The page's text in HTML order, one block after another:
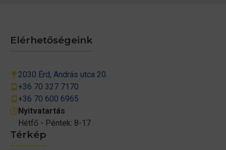
Térkép
Elérhetőségeink
2030 Érd, András utca 20.
+36 70 327 7170
+36 70 600 6965
Nyitvatartás
Hétfő - Péntek: 8-17